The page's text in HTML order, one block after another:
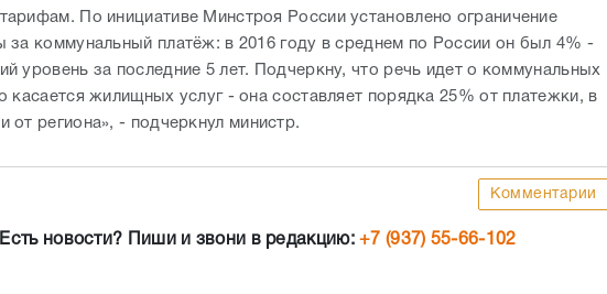
По инициативе Минстроя России установлено ограничение
за коммунальный платёж: в 2016 году в среднем по России он был 4% -
уровень за последние 5 лет. Подчеркну, что речь идет о коммунальных
касается жилищных услуг - она составляет порядка 25% от платежки, в
от региона», - подчеркнул министр.
Комментарии
Есть новости? Пиши и звони в редакцию:+7 (937) 55-66-102